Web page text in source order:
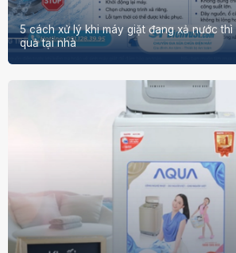
5 cách xử lý khi máy giặt đang xả nước
quả tại nhà